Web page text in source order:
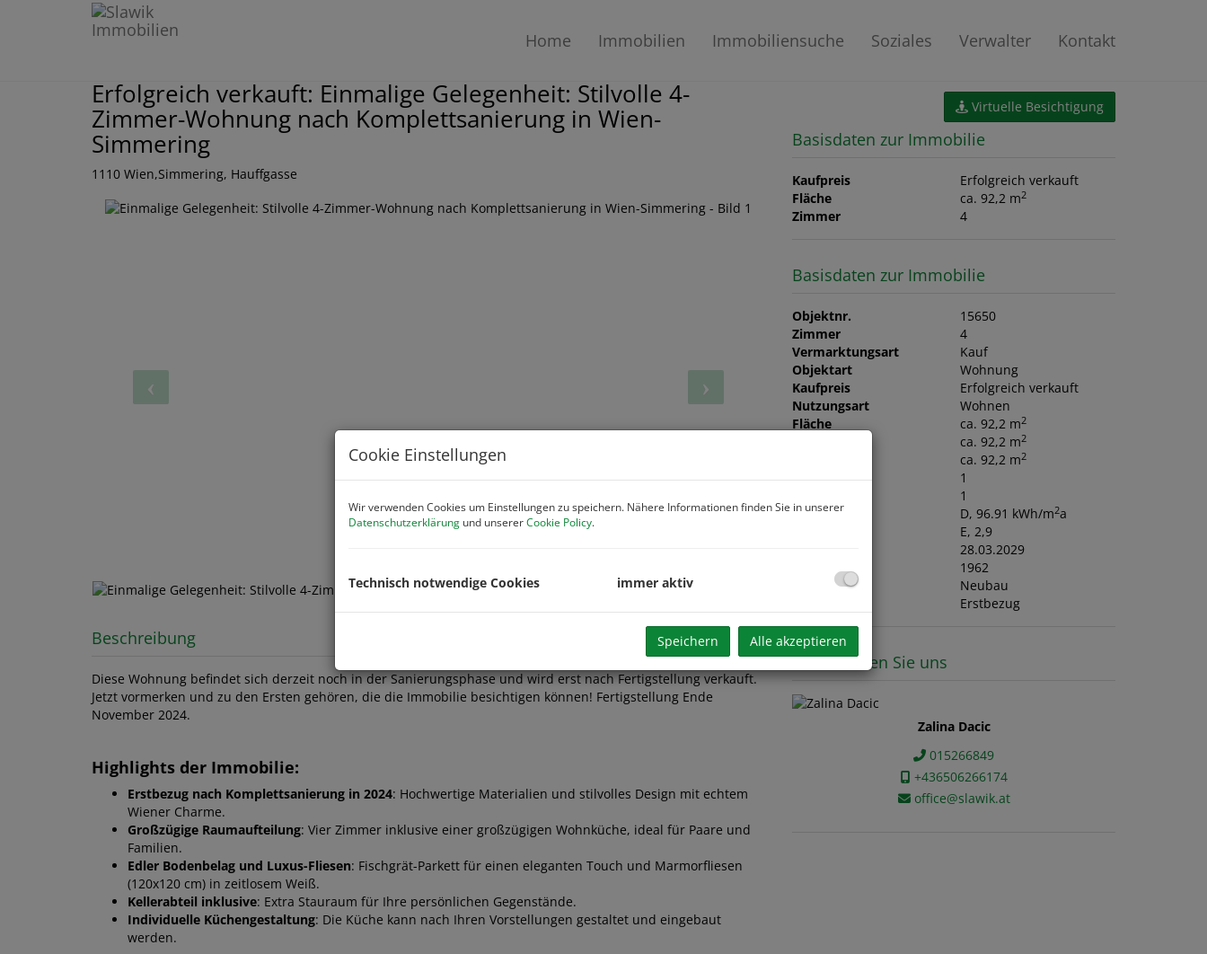
Home Immobilien Immobiliensuche Soziales Verwalter Kontakt
Erfolgreich verkauft: Einmalige Gelegenheit: Stilvolle 4-
Zimmer-Wohnung nach Komplettsanierung in Wien-
Simmering
1110 Wien,Simmering, Hauffgasse
Beschreibung
Diese Wohnung befindet sich derzeit noch in der Sanierungsphase und wird erst nach Fertigstellung verkauft.
Jetzt vormerken und zu den Ersten gehören, die die Immobilie besichtigen können! Fertigstellung Ende
November 2024.
Highlights der Immobilie:
Erstbezug nach Komplettsanierung in 2024: Hochwertige Materialien und stilvolles Design mit echtem
Wiener Charme.
Großzügige Raumaufteilung: Vier Zimmer inklusive einer großzügigen Wohnküche, ideal für Paare und
Familien.
Edler Bodenbelag und Luxus-Fliesen: Fischgrät-Parkett für einen eleganten Touch und Marmorfliesen
(120x120 cm) in zeitlosem Weiß.
Kellerabteil inklusive: Extra Stauraum für Ihre persönlichen Gegenstände.
Individuelle Küchengestaltung: Die Küche kann nach Ihren Vorstellungen gestaltet und eingebaut
werden.
Virtuelle Besichtigung
Basisdaten zur Immobilie
Kaufpreis
Erfolgreich verkauft
Fläche
ca. 92,2 m2
Zimmer 4
Basisdaten zur Immobilie
Objektnr.
15650
Zimmer
4
Vermarktungsart
Kauf
Objektart
Wohnung
Kaufpreis
Erfolgreich verkauft
Nutzungsart
Wohnen
Fläche
ca. 92,2 m2
ca. 92,2 m2
ca. 92,2 m2
Bäder
1
1
HWB
D, 96.91 kWh/m2a
E, 2,9
28.03.2029
1962
Neubau
Erstbezug
Kontaktieren Sie uns
Zalina Dacic
015266849
+436506266174
office@slawik.at
Cookie Einstellungen
Wir verwenden Cookies um Einstellungen zu speichern. Nähere Informationen finden Sie in unserer
Datenschutzerklärung und unsererCookie Policy.
Technisch notwendige Cookies immer aktiv
Speichern Alle akzeptieren